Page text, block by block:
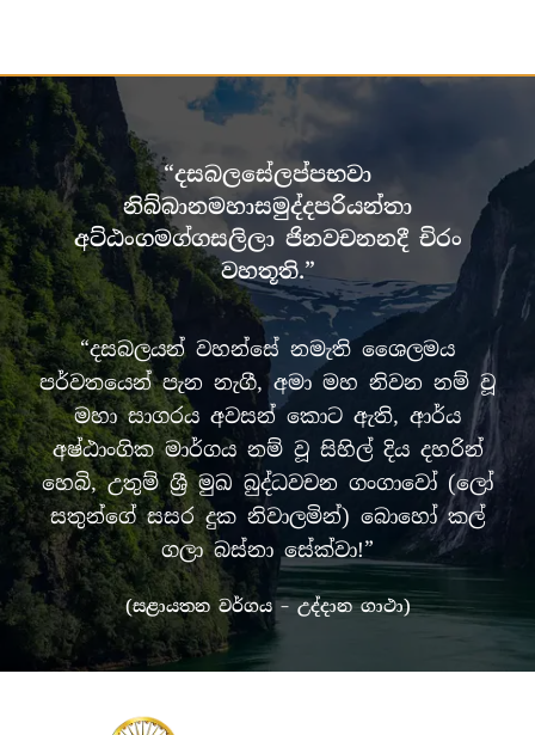
“දසබලසේලප්පභවා
නිබ්බානමහාසමුද්දපරියන්තා
අට්ඨංගමග්ගසලිලා ජිනවචනනදී චිරං
වහතූති.”
“දසබලයන් වහන්සේ නමැති ශෛලමය
පර්වතයෙන් පැන නැගී, අමා මහ නිවන නම් වූ
මහා සාගරය අවසන් කොට ඇති, ආර්ය
අෂ්ඨාංගික මාර්ගය නම් වූ සිහිල් දිය දහරින්
හෙබි, උතුම් ශ්‍රී මුඛ බුද්ධවචන ගංගාවෝ (ලෝ
සතුන්ගේ සසර දුක නිවාලමින්) බොහෝ කල්
ගලා බස්නා සේක්වා!”
(සළායතන වර්ගය – උද්දාන ගාථා)